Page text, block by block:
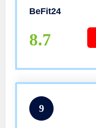
– Fascia Scalda
BeFit24
8.7
9